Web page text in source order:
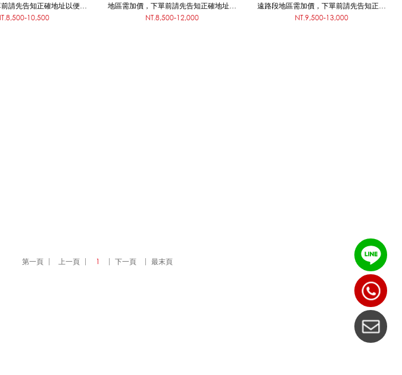
請先告知正確地址以便確
貼運費/數量多另有優惠
10,500
地區需加價，下單前請先告知正確地址以
便確認是否需補貼運費/數量多另有優惠
NT.8,500-12,000
遠路段地區需加價，下單前請先告知正確
地址以便確認是否需補貼運費/數量多另有
NT.9,500-13,000
第一頁 上一頁 1 下一頁 最末頁